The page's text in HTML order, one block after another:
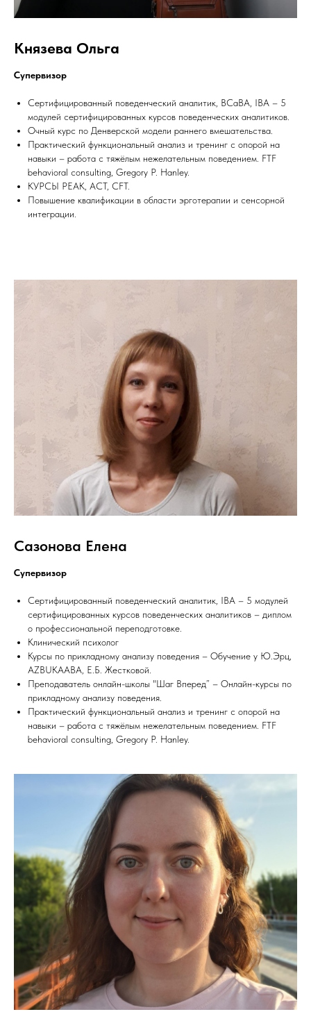
Князева Ольга
Супервизор
Сертифицированный поведенческий аналитик, ВСаВА, IВА – 5
модулей сертифицированных курсов поведенческих аналитиков.
Очный курс по Денверской модели раннего вмешательства.
Практический функциональный анализ и тренинг с опорой на
навыки – работа с тяжёлым нежелательным поведением. FTF
behavioral consulting, Gregory P. Hanley.
КУРСЫ PEAK, ACT, CFT.
Повышение квалификации в области эрготерапии и сенсорной
интеграции.
Сазонова Елена
Супервизор
Сертифицированный поведенческий аналитик, IBA – 5 модулей
сертифицированных курсов поведенческих аналитиков – диплом
о профессиональной переподготовке.
Клинический психолог
Курсы по прикладному анализу поведения – Обучение у Ю.Эрц,
AZBUKAABA, Е.Б. Жестковой.
Преподаватель онлайн-школы "Шаг Вперед” – Онлайн-курсы по
прикладному анализу поведения.
Практический функциональный анализ и тренинг с опорой на
навыки – работа с тяжёлым нежелательным поведением. FTF
behavioral consulting, Gregory P. Hanley.